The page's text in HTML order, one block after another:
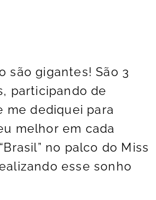
são gigantes! São 3
participando de
me dediquei para
melhor em cada
no palco do Miss
esse sonho